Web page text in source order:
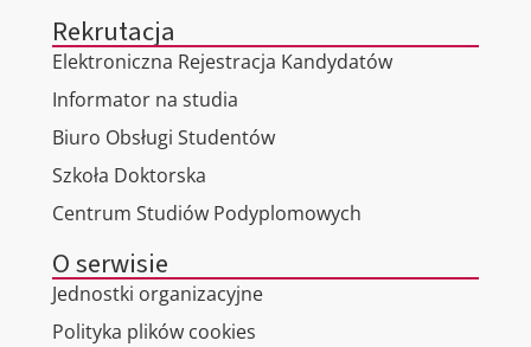
Rekrutacja
Elektroniczna Rejestracja Kandydatów
Informator na studia
Biuro Obsługi Studentów
Szkoła Doktorska
Centrum Studiów Podyplomowych
O serwisie
Jednostki organizacyjne
Polityka plików cookies